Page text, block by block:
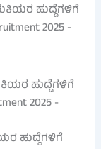
ಹುದ್ದೆಗಳಿಗೆ